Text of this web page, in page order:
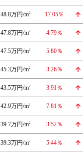
48.8万円/m2 17.05％
47.8万円/m2 4.79％
47.5万円/m2 5.80％
45.3万円/m2 3.26％
43.5万円/m2 3.91％
42.9万円/m2 7.81％
39.7万円/m2 3.52％
39.3万円/m2 5.44％